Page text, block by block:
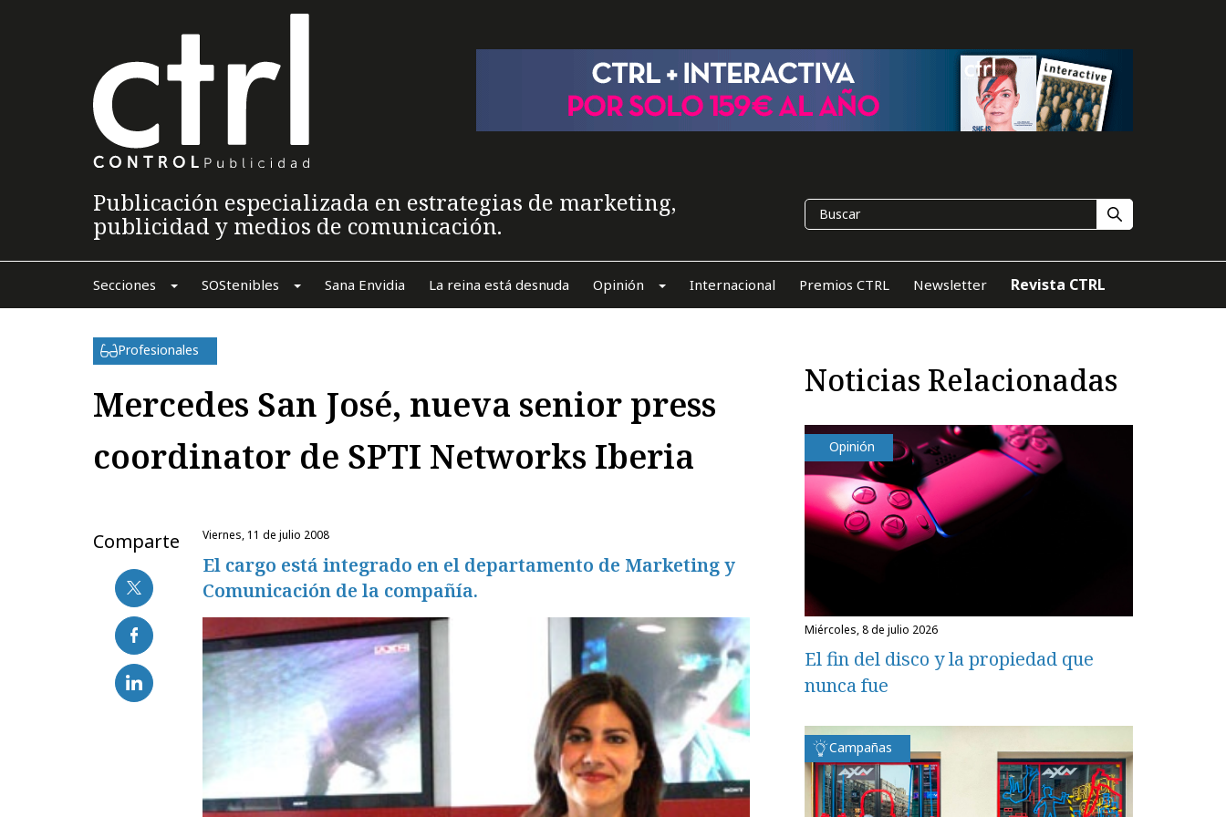
Publicación especializada en estrategias de marketing,
publicidad y medios de comunicación.
Secciones SOStenibles Sana Envidia La reina está desnuda Opinión Internacional Premios CTRL Newsletter Revista CTRL
Profesionales
Mercedes San José, nueva senior press
coordinator de SPTI Networks Iberia
Comparte viernes, 11 de julio 2008
El cargo está integrado en el departamento de Marketing y
Comunicación de la compañía.
Noticias Relacionadas
Opinión
miércoles, 8 de julio 2026
El fin del disco y la propiedad que
nunca fue
Campañas